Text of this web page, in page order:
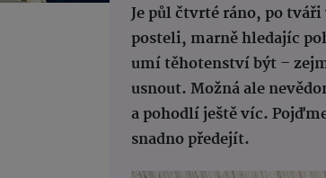
Je půl čtvrté ráno, po
posteli, marně hledajíc
umí těhotenství být –
usnout. Možná ale
a pohodlí ještě víc.
snadno předejít.